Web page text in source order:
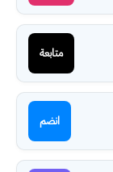
متابعة
انضم